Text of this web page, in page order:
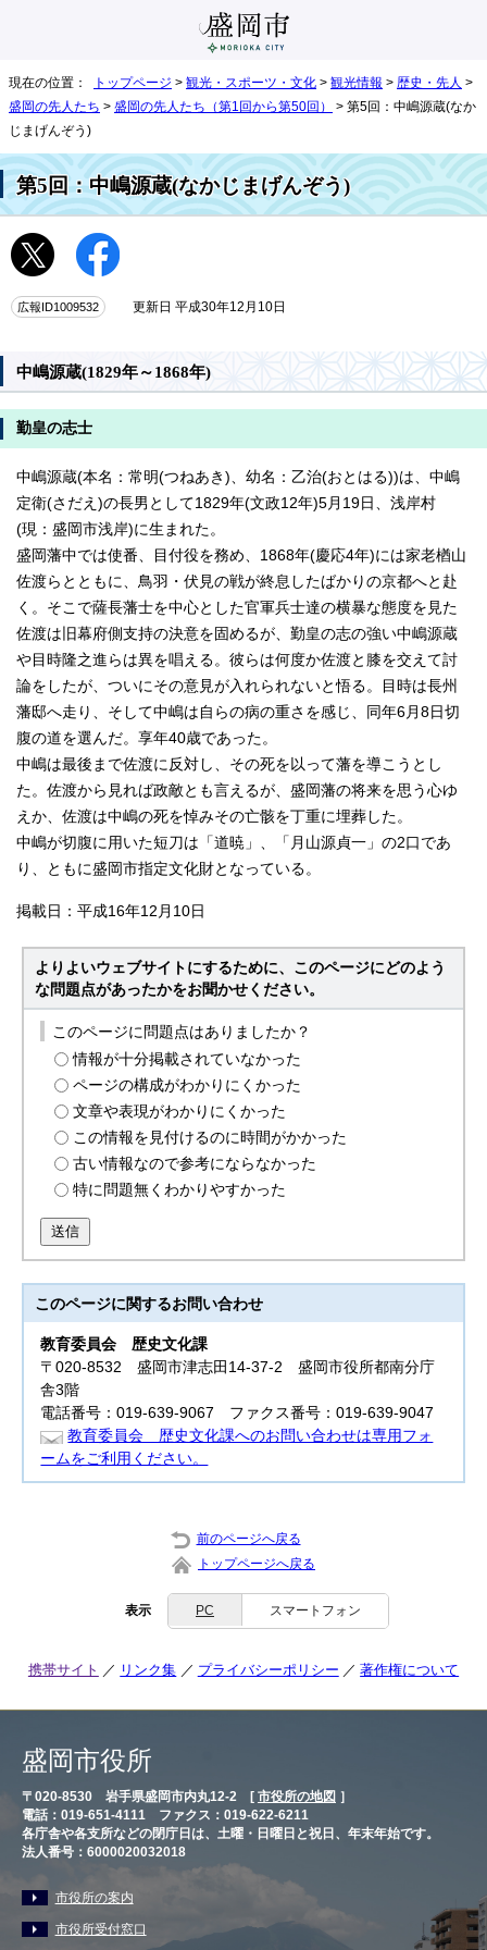
現在の位置： トップページ > 観光・スポーツ・文化 > 観光情報 > 歴史・先人 >
盛岡の先人たち > 盛岡の先人たち（第1回から第50回）
> 第5回：中嶋源蔵(なか
じまげんぞう)
第5回：中嶋源蔵(なかじまげんぞう)
広報ID1009532 更新日 平成30年12月10日
中嶋源蔵(1829年～1868年)
勤皇の志士
中嶋源蔵(本名：常明(つねあき)、幼名：乙治(おとはる))は、中嶋
定衛(さだえ)の長男として1829年(文政12年)5月19日、浅岸村
(現：盛岡市浅岸)に生まれた。
盛岡藩中では使番、目付役を務め、1868年(慶応4年)には家老楢山
佐渡らとともに、鳥羽・伏見の戦が終息したばかりの京都へと赴
く。そこで薩長藩士を中心とした官軍兵士達の横暴な態度を見た
佐渡は旧幕府側支持の決意を固めるが、勤皇の志の強い中嶋源蔵
や目時隆之進らは異を唱える。彼らは何度か佐渡と膝を交えて討
論をしたが、ついにその意見が入れられないと悟る。目時は長州
藩邸へ走り、そして中嶋は自らの病の重さを感じ、同年6月8日切
腹の道を選んだ。享年40歳であった。
中嶋は最後まで佐渡に反対し、その死を以って藩を導こうとし
た。佐渡から見れば政敵とも言えるが、盛岡藩の将来を思う心ゆ
えか、佐渡は中嶋の死を悼みその亡骸を丁重に埋葬した。
中嶋が切腹に用いた短刀は「道暁」、「月山源貞一」の2口であ
り、ともに盛岡市指定文化財となっている。
掲載日：平成16年12月10日
よりよいウェブサイトにするために、このページにどのよう
な問題点があったかをお聞かせください。
このページに問題点はありましたか？
情報が十分掲載されていなかった
ページの構成がわかりにくかった
文章や表現がわかりにくかった
この情報を見付けるのに時間がかかった
古い情報なので参考にならなかった
特に問題無くわかりやすかった
送信
このページに関するお問い合わせ
教育委員会 歴史文化課
〒020-8532 盛岡市津志田14-37-2 盛岡市役所都南分庁
舎3階
電話番号：019-639-9067 ファクス番号：019-639-9047
教育委員会 歴史文化課へのお問い合わせは専用フォ
ームをご利用ください。
前のページへ戻る
トップページへ戻る
表示 PC スマートフォン
携帯サイト リンク集 プライバシーポリシー 著作権について
盛岡市役所
〒020-8530 岩手県盛岡市内丸12-2 [ 市役所の地図 ］
電話：019-651-4111 ファクス：019-622-6211
各庁舎や各支所などの閉庁日は、土曜・日曜日と祝日、年末年始です。
法人番号：6000020032018
市役所の案内
市役所受付窓口